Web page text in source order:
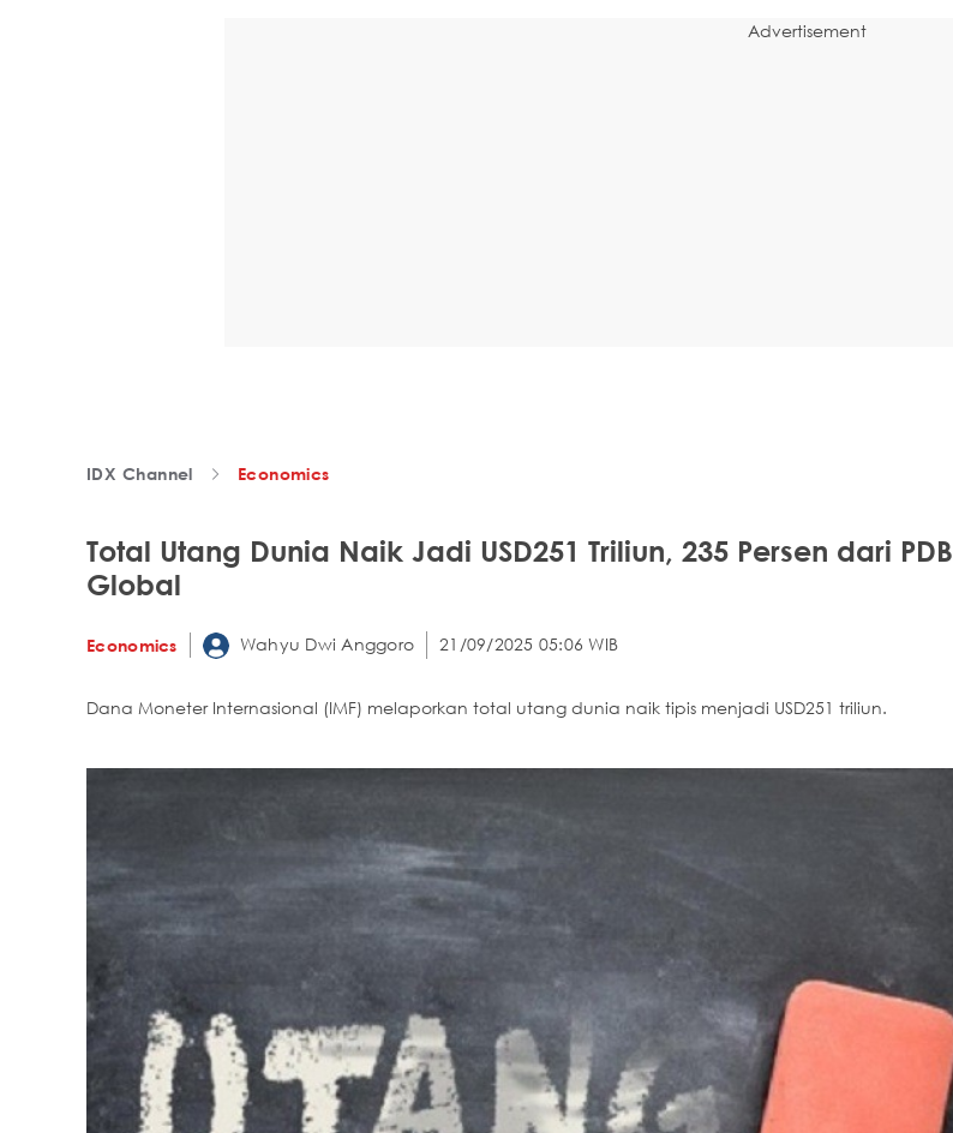
Advertisement
IDX Channel Economics
Total Utang Dunia Naik Jadi USD251 Triliun, 235 Persen dari PDB
Global
Economics Wahyu Dwi Anggoro 21/09/2025 05:06 WIB
Dana Moneter Internasional (IMF) melaporkan total utang dunia naik tipis menjadi USD251 triliun.